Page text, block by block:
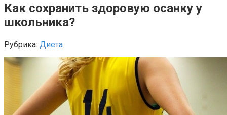
Как сохранить здоровую осанку у
школьника?
Рубрика: Диета